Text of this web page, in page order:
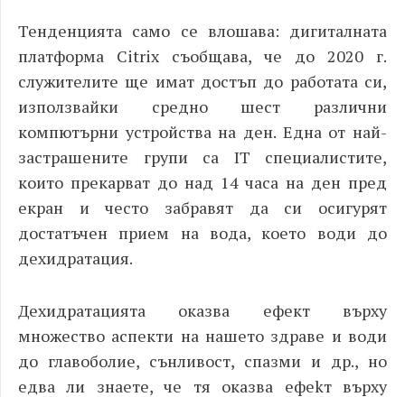
Тенденцията само се влошава: дигиталната
платформа Citrix съобщава, че до 2020 г.
служителите ще имат достъп до работата си,
използвайки средно шест различни
компютърни устройства на ден. Една от най-
застрашените групи са IT специалистите,
които прекарват до над 14 часа на ден пред
екран и често забравят да си осигурят
достатъчен прием на вода, което води до
дехидратация.
Дехидратацията оказва ефект върху
множество аспекти на нашето здраве и води
до главоболие, сънливост, спазми и др., но
едва ли знаете, че тя оказва ефеkт върху